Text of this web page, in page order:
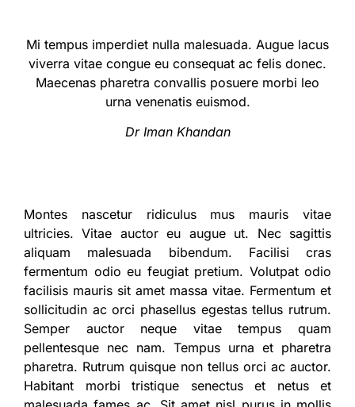
Mi tempus imperdiet nulla malesuada. Augue lacus
viverra vitae congue eu consequat ac felis donec.
Maecenas pharetra convallis posuere morbi leo
urna venenatis euismod.
Dr Iman Khandan
Montes nascetur ridiculus mus mauris vitae
ultricies. Vitae auctor eu augue ut. Nec sagittis
aliquam malesuada bibendum. Facilisi cras
fermentum odio eu feugiat pretium. Volutpat odio
facilisis mauris sit amet massa vitae. Fermentum et
sollicitudin ac orci phasellus egestas tellus rutrum.
Semper auctor neque vitae tempus quam
pellentesque nec nam. Tempus urna et pharetra
pharetra. Rutrum quisque non tellus orci ac auctor.
Habitant morbi tristique senectus et netus et